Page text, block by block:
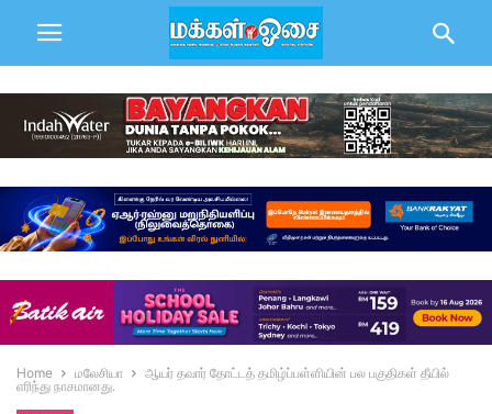
Home மலேசியா
ஆயர் தவார் தோட்டத் தமிழ்ப்பள்ளியின் பல பகுதிகள் தீயில்
எரிந்து நாசமானது.